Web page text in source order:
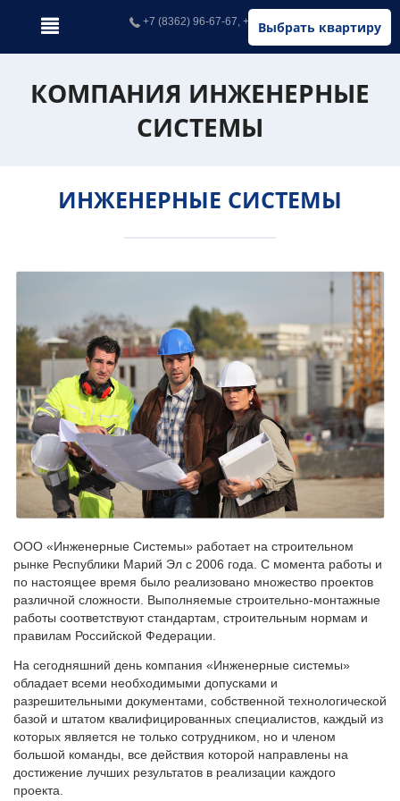
Выбрать квартиру
+7 (8362) 96-67-67, +7 (902) 326-67-67
КОМПАНИЯ ИНЖЕНЕРНЫЕ
СИСТЕМЫ
ИНЖЕНЕРНЫЕ СИСТЕМЫ
ООО «Инженерные Системы» работает на строительном
рынке Республики Марий Эл с 2006 года. С момента работы и
по настоящее время было реализовано множество проектов
различной сложности. Выполняемые строительно-монтажные
работы соответствуют стандартам, строительным нормам и
правилам Российской Федерации.
На сегодняшний день компания «Инженерные системы»
обладает всеми необходимыми допусками и
разрешительными документами, собственной технологической
базой и штатом квалифицированных специалистов, каждый из
которых является не только сотрудником, но и членом
большой команды, все действия которой направлены на
достижение лучших результатов в реализации каждого
проекта.